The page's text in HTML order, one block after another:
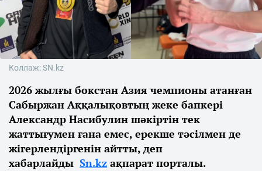
Коллаж: SN.kz
2026 жылғы бокстан Азия чемпионы атанған
Сабыржан Аққалықовтың жеке бапкері
Александр Насибулин шәкіртін тек
жаттығумен ғана емес, ерекше тәсілмен де
жігерлендіргенін айтты, деп
хабарлайды Sn.kz ақпарат порталы.